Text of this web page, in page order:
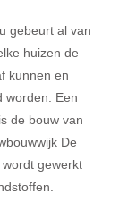
gebeurt al van
huizen de
kunnen en
worden. Een
de bouw van
De
gewerkt